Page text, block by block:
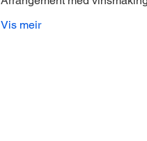
Vis meir